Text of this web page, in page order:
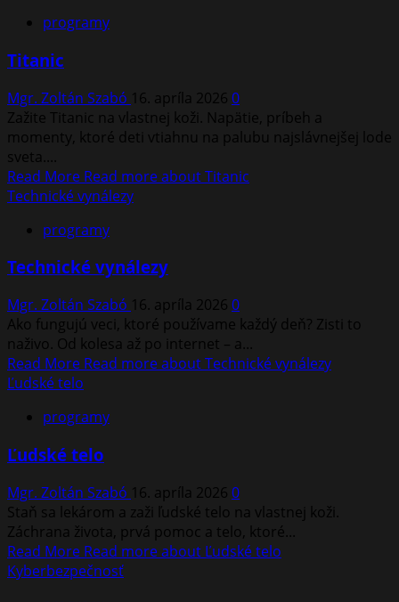
programy
Titanic
Mgr. Zoltán Szabó 16. apríla 2026 0
Zažite Titanic na vlastnej koži. Napätie, príbeh a
momenty, ktoré deti vtiahnu na palubu najslávnejšej lode
sveta....
Read More Read more about Titanic
Technické vynálezy
programy
Technické vynálezy
Mgr. Zoltán Szabó 16. apríla 2026 0
Ako fungujú veci, ktoré používame každý deň? Zisti to
naživo. Od kolesa až po internet – a...
Read More Read more about Technické vynálezy
Ľudské telo
programy
Ľudské telo
Mgr. Zoltán Szabó 16. apríla 2026 0
Staň sa lekárom a zaži ľudské telo na vlastnej koži.
Záchrana života, prvá pomoc a telo, ktoré...
Read More Read more about Ľudské telo
Kyberbezpečnosť